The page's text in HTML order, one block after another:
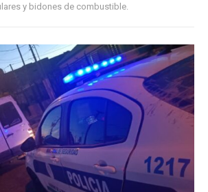
y bidones de combustible.